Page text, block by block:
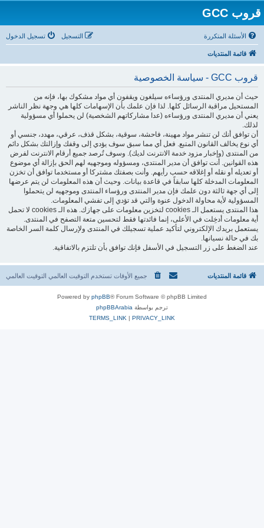
قروب GCC
الأسئلة المتكررة تسجيل الدخول التسجيل
قائمة المنتديات
قروب GCC - سياسة الخصوصية
حيث أن مديري المنتدى ورؤساءه سيلغون ويقفون أي مواد مشكوك بها، فإنه من
المستحيل مراقبة الرسائل كلها. لذا فإن علمك بأن الإسهامات كلها هي وجهة نظر الناشر
يعني أن مديري المنتدى ورؤساءه (عدا مشاركاتهم الشخصية) لن يحملوا أي مسؤولية
لذلك.
أن توافق أنك لن تنشر مواد مهينة، فاحشة، سوقية، بشكل قذف، عرقي، مهدد، جنسي أو
أي نوع يخالف القانون المتبع. فعل أي مما سبق سوف يؤدي إلى وقفك وإزالتك بشكل دائم
من المنتدى (وإخبار مزود خدمة الانترنت لديك). وسوف تُرصد جميع أرقام الانترنت لفرض
هذه القوانين. أنت توافق أن مدير المنتدى، ومسؤوله وموجهيه لهم الحق بإزالة أي موضوع
أو تعديله أو نقله أو إغلاقه حسب رأيهم. وأنت بصفتك مشتركا أو مستخدما توافق أن تخزن
المعلومات المدخلة كلها سابقاً في قاعدة بيانات. وحيث أن هذه المعلومات لن يتم عرضها
إلى أي جهة ثالثة دون علمك فإن مدير المنتدى ورؤساء المنتدى وموجهيه لن يتحملوا
المسؤولية لأية محاولة الدخول عنوة والتي قد تؤدي إلى تفشي المعلومات.
هذا المنتدى يستعمل الـ cookies لتخزين معلومات على جهازك. هذه الـ cookies لا تحمل
أية معلومات أدخِلت في الأعلى، إنما فائدتها فقط لتحسين متعة التصفح في المنتدى.
يستعمل بريدك الإلكتروني لتأكيد عملية تسجيلك في المنتدى ولإرسال كلمة السر الخاصة
بك في حالة نسيانها.
عند الضغط على زر التسجيل في الأسفل فإنك توافق بأن تلتزم بالاتفاقية.
قائمة المنتديات جميع الأوقات تستخدم التوقيت العالمي التوقيت العالمي
Powered by phpBB® Forum Software © phpBB Limited
ترجم بواسطة phpBBArabia
PRIVACY_LINK
|
TERMS_LINK